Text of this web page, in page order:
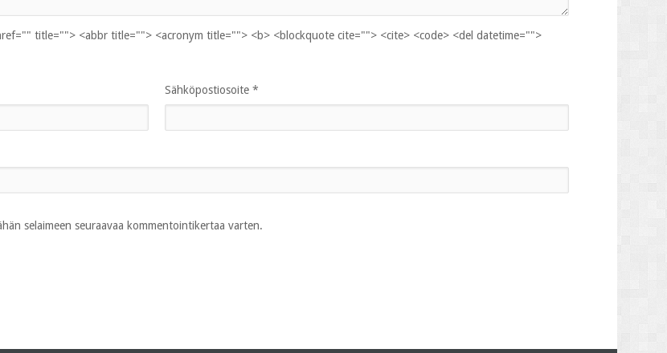
title=""> <abbr title=""> <acronym title=""> <b> <blockquote cite=""> <cite> <code> <del datetime="">
Sähköpostiosoite *
selaimeen seuraavaa kommentointikertaa varten.